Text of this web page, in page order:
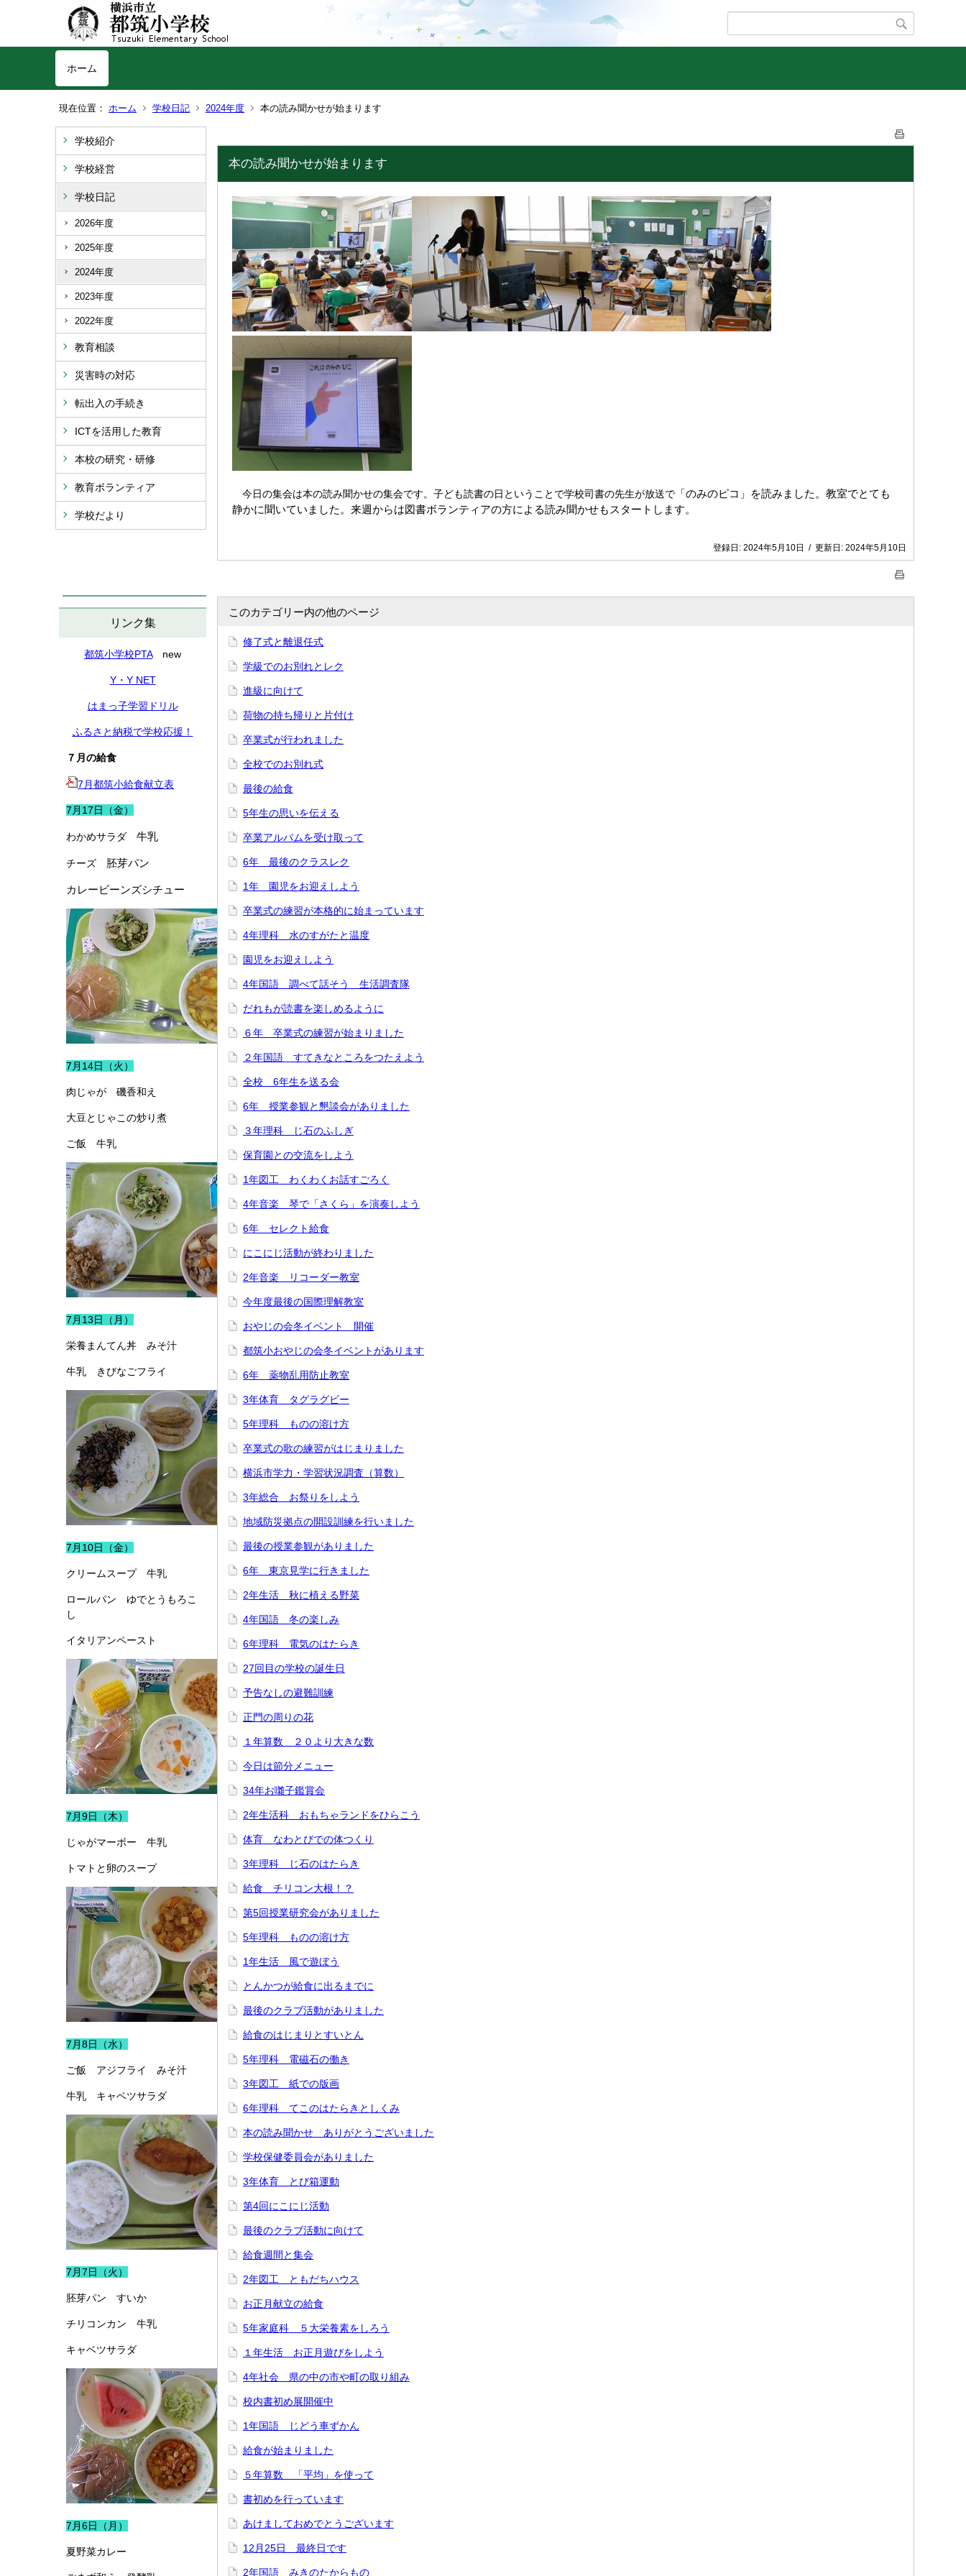
ホーム
現在位置： ホーム 学校日記 2024年度 本の読み聞かせが始まります
学校紹介
学校経営
学校日記
2026年度
2025年度
2024年度
2023年度
2022年度
教育相談
災害時の対応
転出入の手続き
ICTを活用した教育
本校の研究・研修
教育ボランティア
学校だより
リンク集
都筑小学校PTAnew
Y・Y NET
はまっ子学習ドリル
ふるさと納税で学校応援！
７月の給食
7月都筑小給食献立表
7月17日（金）
わかめサラダ 牛乳
チーズ 胚芽パン
カレービーンズシチュー
7月14日（火）
肉じゃが 磯香和え
大豆とじゃこの炒り煮
ご飯 牛乳
7月13日（月）
栄養まんてん丼 みそ汁
牛乳 きびなごフライ
7月10日（金）
クリームスープ 牛乳
ロールパン ゆでとうもろこ
し
イタリアンペースト
7月9日（木）
じゃがマーボー 牛乳
トマトと卵のスープ
7月8日（水）
ご飯 アジフライ みそ汁
牛乳 キャベツサラダ
7月7日（火）
胚芽パン すいか
チリコンカン 牛乳
キャベツサラダ
7月6日（月）
夏野菜カレー
本の読み聞かせが始まります
今日の集会は本の読み聞かせの集会です。子ども読書の日ということで学校司書の先生が放送で 「のみのピコ」を読みました。教室でとても
静かに聞いていました。来週からは図書ボランティアの方による読み聞かせもスタートします。
登録日: 2024年5月10日 / 更新日: 2024年5月10日
このカテゴリー内の他のページ
修了式と離退任式
学級でのお別れとレク
進級に向けて
荷物の持ち帰りと片付け
卒業式が行われました
全校でのお別れ式
最後の給食
5年生の思いを伝える
卒業アルバムを受け取って
6年 最後のクラスレク
1年 園児をお迎えしよう
卒業式の練習が本格的に始まっています
4年理科 水のすがたと温度
園児をお迎えしよう
4年国語 調べて話そう 生活調査隊
だれもが読書を楽しめるように
６年 卒業式の練習が始まりました
２年国語 すてきなところをつたえよう
全校 6年生を送る会
6年 授業参観と懇談会がありました
３年理科 じ石のふしぎ
保育園との交流をしよう
1年図工 わくわくお話すごろく
4年音楽 琴で「さくら」を演奏しよう
6年 セレクト給食
にこにじ活動が終わりました
2年音楽 リコーダー教室
今年度最後の国際理解教室
おやじの会冬イベント 開催
都筑小おやじの会冬イベントがあります
6年 薬物乱用防止教室
3年体育 タグラグビー
5年理科 ものの溶け方
卒業式の歌の練習がはじまりました
横浜市学力・学習状況調査（算数）
3年総合 お祭りをしよう
地域防災拠点の開設訓練を行いました
最後の授業参観がありました
6年 東京見学に行きました
2年生活 秋に植える野菜
4年国語 冬の楽しみ
6年理科 電気のはたらき
27回目の学校の誕生日
予告なしの避難訓練
正門の周りの花
１年算数 ２０より大きな数
今日は節分メニュー
34年お囃子鑑賞会
2年生活科 おもちゃランドをひらこう
体育 なわとびでの体つくり
3年理科 じ石のはたらき
給食 チリコン大根！？
第5回授業研究会がありました
5年理科 ものの溶け方
1年生活 風で遊ぼう
とんかつが給食に出るまでに
最後のクラブ活動がありました
給食のはじまりとすいとん
5年理科 電磁石の働き
3年図工 紙での版画
6年理科 てこのはたらきとしくみ
本の読み聞かせ ありがとうございました
学校保健委員会がありました
3年体育 とび箱運動
第4回にこにじ活動
最後のクラブ活動に向けて
給食週間と集会
2年図工 ともだちハウス
お正月献立の給食
5年家庭科 ５大栄養素をしろう
１年生活 お正月遊びをしよう
4年社会 県の中の市や町の取り組み
校内書初め展開催中
1年国語 じどう車ずかん
給食が始まりました
５年算数 「平均」を使って
書初めを行っています
あけましておめでとうございます
12月25日 最終日です
2年国語 みきのたからもの